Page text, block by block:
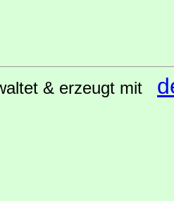
& erzeugt mit